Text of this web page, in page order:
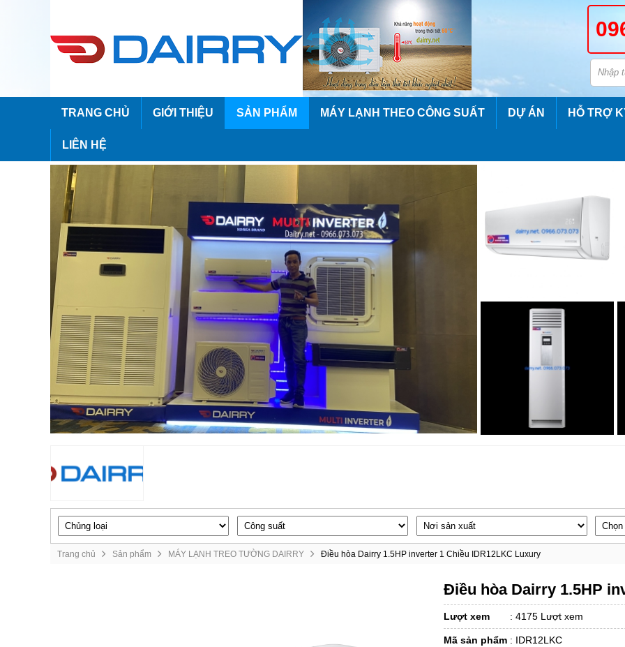
TRANG CHỦ GIỚI THIỆU SẢN PHẨM MÁY LẠNH THEO CÔNG SUẤT DỰ ÁN HỖ TRỢ
LIÊN HỆ
Trang chủ Sản phẩm MÁY LẠNH TREO TƯỜNG DAIRRY Điều hòa Dairry 1.5HP inverter 1 Chiều IDR12LKC Luxury
Điều hòa Dairry 1.5HP
Lượt xem :4175 Lượt xem
Mã sản phẩm : IDR12LKC